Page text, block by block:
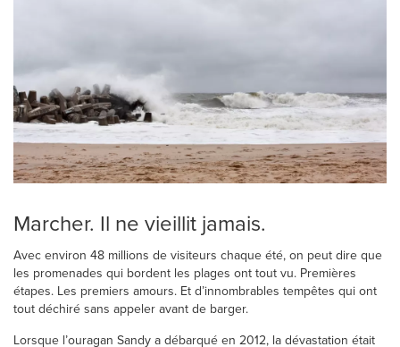
Marcher. Il ne vieillit jamais.
Avec environ 48 millions de visiteurs chaque été, on peut dire que
les promenades qui bordent les plages ont tout vu. Premières
étapes. Les premiers amours. Et d’innombrables tempêtes qui ont
tout déchiré sans appeler avant de barger.
Lorsque l’ouragan Sandy a débarqué en 2012, la dévastation était